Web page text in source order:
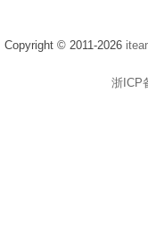
Copyright © 2011-2026
浙ICP